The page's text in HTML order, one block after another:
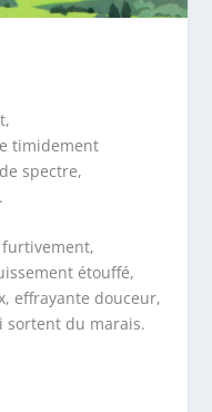
timidement
spectre,
furtivement,
étouffé,
effrayante douceur,
sortent du marais.